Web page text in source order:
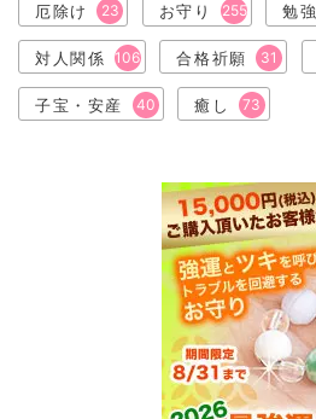
厄除け 23 お守り 255 勉強
対人関係 106 合格祈願 31
子宝・安産 40 癒し 73